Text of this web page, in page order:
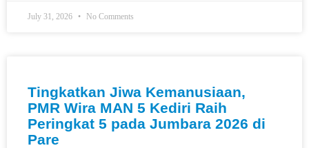
July 31, 2026 No Comments
Tingkatkan Jiwa Kemanusiaan,
PMR Wira MAN 5 Kediri Raih
Peringkat 5 pada Jumbara 2026 di
Pare